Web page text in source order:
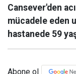
Cansever'den
mücadele eden
hastanede 59
Abone ol